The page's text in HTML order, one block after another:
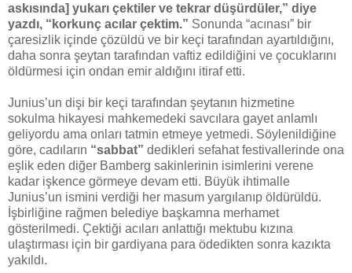
askısında] yukarı çektiler ve tekrar düşürdüler,” diye
yazdı, “korkunç acılar çektim.” Sonunda “acınası” bir
çaresizlik içinde çözüldü ve bir keçi tarafından ayartıldığını,
daha sonra şeytan tarafından vaftiz edildiğini ve çocuklarını
öldürmesi için ondan emir aldığını itiraf etti.
Junius’un dişi bir keçi tarafından şeytanın hizmetine
sokulma hikayesi mahkemedeki savcılara gayet anlamlı
geliyordu ama onları tatmin etmeye yetmedi. Söylenildiğine
göre, cadıların “sabbat” dedikleri sefahat festivallerinde ona
eşlik eden diğer Bamberg sakinlerinin isimlerini verene
kadar işkence görmeye devam etti. Büyük ihtimalle
Junius’un ismini verdiği her masum yargılanıp öldürüldü.
İşbirliğine rağmen belediye başkamna merhamet
gösterilmedi. Çektiği acıları anlattığı mektubu kızına
ulaştırması için bir gardiyana para ödedikten sonra kazıkta
yakıldı.